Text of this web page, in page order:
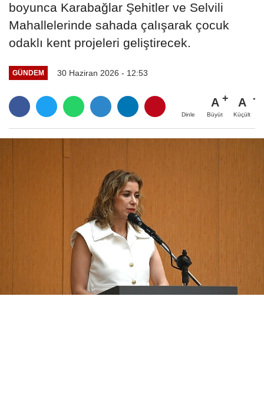
boyunca Karabağlar Şehitler ve Selvili
Mahallelerinde sahada çalışarak çocuk
odaklı kent projeleri geliştirecek.
GÜNDEM 30 Haziran 2026 - 12:53
Dinle
A
Büyüt
A
Küçült